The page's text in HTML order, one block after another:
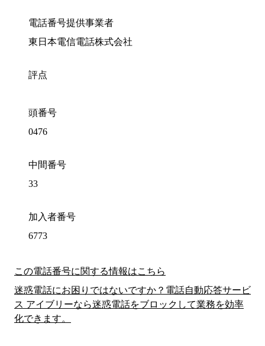
電話番号提供事業者
東日本電信電話株式会社
評点
頭番号
0476
中間番号
33
加入者番号
6773
この電話番号に関する情報はこちら
迷惑電話にお困りではないですか？電話自動応答サービ
ス アイブリーなら迷惑電話をブロックして業務を効率
化できます。